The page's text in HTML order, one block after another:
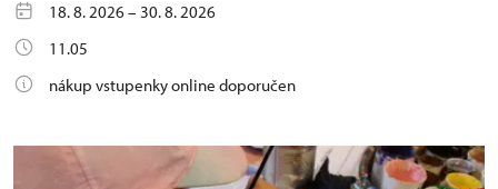
18. 8. 2026 – 30. 8. 2026
11.05
nákup vstupenky online doporučen